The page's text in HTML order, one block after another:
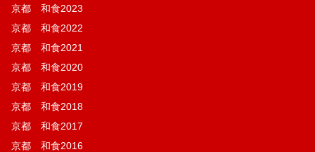
京都 和食2023
京都 和食2022
京都 和食2021
京都 和食2020
京都 和食2019
京都 和食2018
京都 和食2017
京都 和食2016